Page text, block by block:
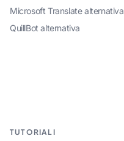
Microsoft Translate alternativa
QuillBot alternativa
TUTORIALI